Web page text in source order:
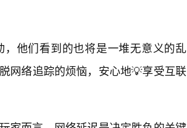
他们看到的也将是一堆无意义的乱
网络追踪的烦恼，安心地💡享受互联